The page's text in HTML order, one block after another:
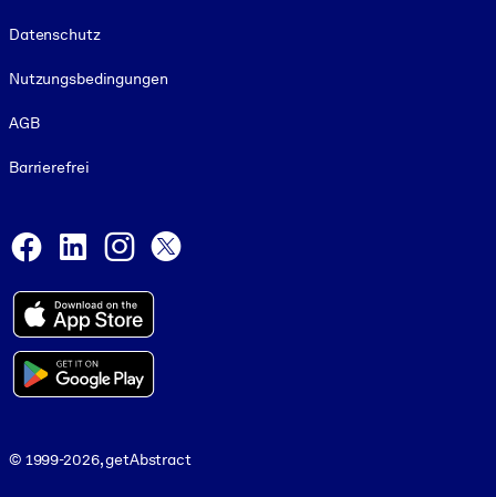
Datenschutz
Nutzungsbedingungen
AGB
Barrierefrei
Facebook
LinkedInInstagram
© 1999-2026, getAbstract